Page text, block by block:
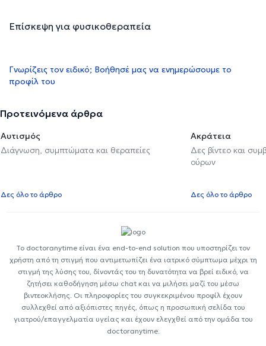
Επίσκεψη για φυσικοθεραπεία
Γνωρίζεις τον ειδικό; Βοήθησέ μας να ενημερώσουμε το
προφίλ του
Προτεινόμενα άρθρα
Αυτισμός
Διάγνωση, συμπτώματα και θεραπείες
Δες όλο το άρθρο
Ακράτεια
Δες βίντεο και
ούρων
Δες όλο το άρθρο
Το doctoranytime είναι ένα end-to-end solution που υποστηρίζει τον
χρήστη από τη στιγμή που αντιμετωπίζει ένα ιατρικό σύμπτωμα μέχρι τη
στιγμή της λύσης του, δίνοντάς του τη δυνατότητα να βρεί ειδικό, να
ζητήσει καθοδήγηση μέσω chat και να μιλήσει μαζί του μέσω
βιντεοκλήσης. Οι πληροφορίες του συγκεκριμένου προφίλ έχουν
συλλεχθεί από αξιόπιστες πηγές, όπως η προσωπική σελίδα του
γιατρού/επαγγελματία υγείας και έχουν ελεγχθεί από την ομάδα του
doctoranytime.